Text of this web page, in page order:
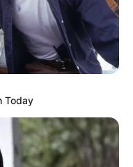
und
Schramberg, Aichha
. Außerdem sind in
buchbar.
in
Today